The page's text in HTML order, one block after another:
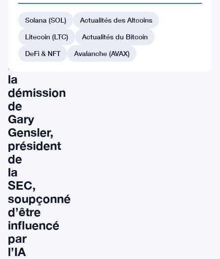
fausses
rumeurs
circulent
sur
la
démission
de
Gary
Gensler,
président
de
la
SEC,
soupçonné
d’être
influencé
par
l’IA
Solana (SOL)
Actualités des Altcoins
Litecoin (LTC)
Actualités du Bitcoin
DeFi & NFT
Avalanche (AVAX)